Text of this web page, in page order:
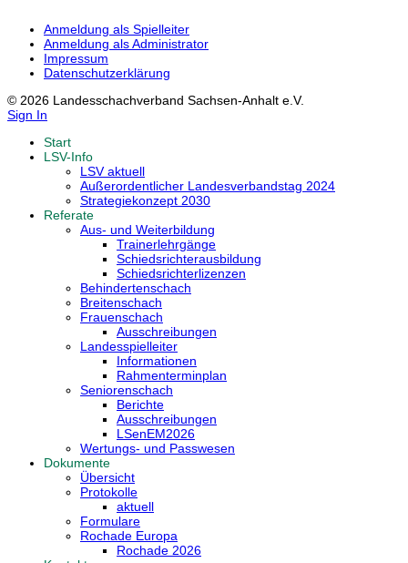
Anmeldung als Spielleiter
Anmeldung als Administrator
Impressum
Datenschutzerklärung
© 2026 Landesschachverband Sachsen-Anhalt e.V.
Sign In
Start
LSV-Info
LSV aktuell
Außerordentlicher Landesverbandstag 2024
Strategiekonzept 2030
Referate
Aus- und Weiterbildung
Trainerlehrgänge
Schiedsrichterausbildung
Schiedsrichterlizenzen
Behindertenschach
Breitenschach
Frauenschach
Ausschreibungen
Landesspielleiter
Informationen
Rahmenterminplan
Seniorenschach
Berichte
Ausschreibungen
LSenEM2026
Wertungs- und Passwesen
Dokumente
Übersicht
Protokolle
aktuell
Formulare
Rochade Europa
Rochade 2026